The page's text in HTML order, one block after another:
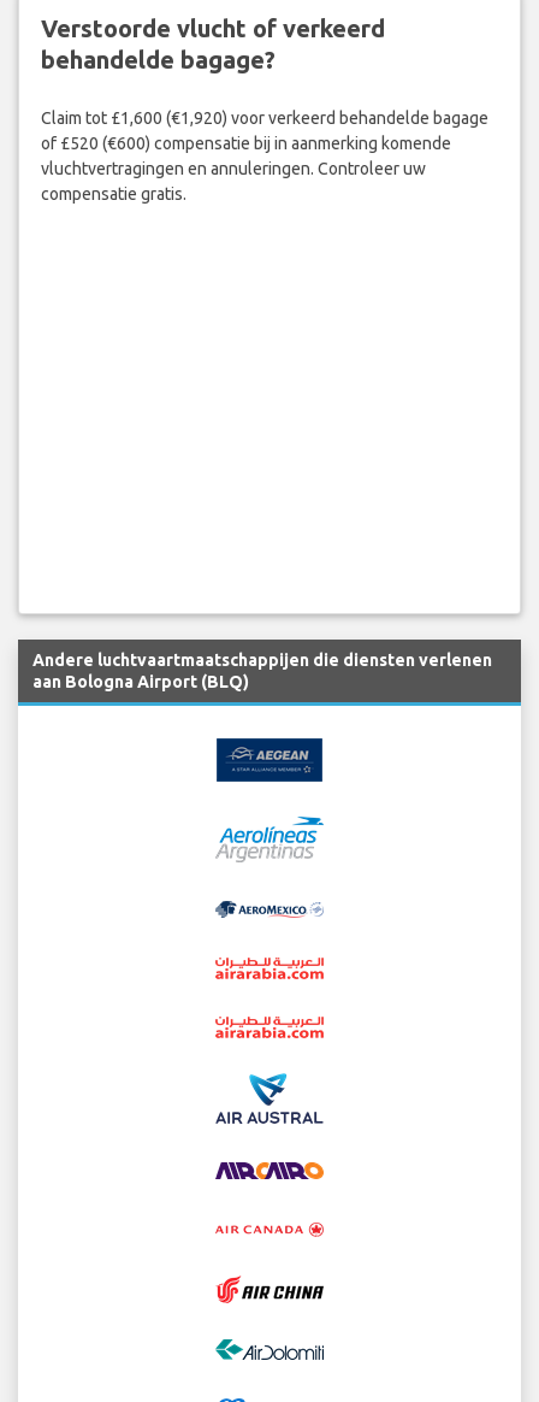
Verstoorde vlucht of verkeerd
behandelde bagage?
Claim tot £1,600 (€1,920) voor verkeerd behandelde bagage
of £520 (€600) compensatie bij in aanmerking komende
vluchtvertragingen en annuleringen. Controleer uw
compensatie gratis.
Andere luchtvaartmaatschappijen die diensten verlenen
aan Bologna Airport (BLQ)